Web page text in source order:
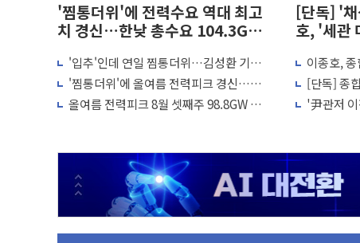
'찜통더위'에 전력수요 역대 최고
치 경신…한낮 총수요 104.3GW
'입추'인데 연일 찜통더위…김성환 기후
부 장관 "예측범위 벗어나도 즉시대응"
'찜통더위'에 올여름 전력피크 경신…저
녁 7시 93.8GW 기록
올여름 전력피크 8월 셋째주 98.8GW 전
[단독] '
호, '세관
이종호,
로비' 윗
[단독] 종
이종호 30
'尹관저
[사진] 빈살만과 에르도안의 만남
이란와이어 "이란 최고지도자 위독…곧
남동발전, 해남군에 국내 최대 규모
황희 '폐버스 청년주택' SNS 글 역풍에 "
폭염 누그러지고 가뭄 숙지나...경북동해
사우디·튀르키예·파키스탄, '공동방위
신길동 신축도 3.3㎡당 7250만원…써밋